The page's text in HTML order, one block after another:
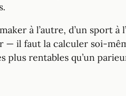
à l’autre, d’un sport
— il faut la calculer soi-
plus rentables qu’un